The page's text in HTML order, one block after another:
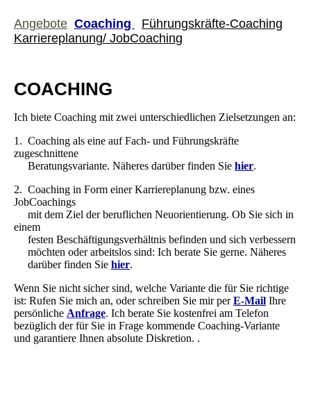
Angebote Coaching
Führungskräfte-Coaching
Karriereplanung/ JobCoaching
COACHING
Ich biete Coaching mit zwei unterschiedlichen Zielsetzungen an:
1. Coaching als eine auf Fach- und Führungskräfte
zugeschnittene
Beratungsvariante. Näheres darüber finden Sie hier.
2. Coaching in Form einer Karriereplanung bzw. eines
JobCoachings
mit dem Ziel der beruflichen Neuorientierung. Ob Sie sich in
einem
festen Beschäftigungsverhältnis befinden und sich verbessern
möchten oder arbeitslos sind: Ich berate Sie gerne. Näheres
darüber finden Sie hier.
Wenn Sie nicht sicher sind, welche Variante die für Sie richtige
ist: Rufen Sie mich an, oder schreiben Sie mir perE-Mail Ihre
persönliche Anfrage. Ich berate Sie kostenfrei am Telefon
bezüglich der für Sie in Frage kommende Coaching-Variante
und garantiere Ihnen absolute Diskretion. .